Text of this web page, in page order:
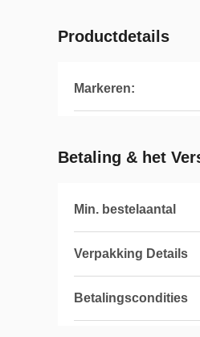
Productdetails
Markeren:
Betaling & het
Min. bestelaantal
Verpakking Details
Betalingscondities